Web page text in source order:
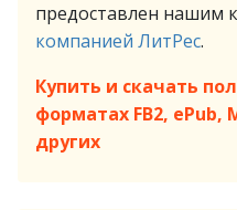
предоставлен
компанией ЛитРес.
Купить и скачать
форматах FB2, ePub,
других